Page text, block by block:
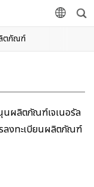
ภาษาค้น
ตภัณฑ์
นผลิตภัณฑ์เจเนอรัล
ลงทะเบียนผลิตภัณฑ์